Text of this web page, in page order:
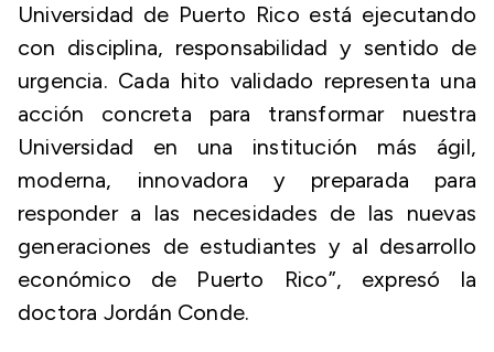
Universidad de Puerto Rico está ejecutando
con disciplina, responsabilidad y sentido de
urgencia. Cada hito validado representa una
acción concreta para transformar nuestra
Universidad en una institución más ágil,
moderna, innovadora y preparada para
responder a las necesidades de las nuevas
generaciones de estudiantes y al desarrollo
económico de Puerto Rico”, expresó la
doctora Jordán Conde.